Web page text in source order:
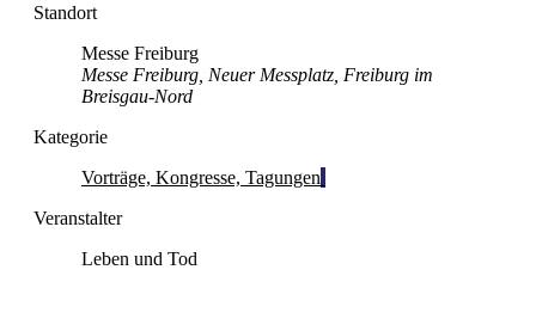
Standort
Messe Freiburg
Messe Freiburg, Neuer Messplatz, Freiburg im
Breisgau-Nord
Kategorie
Vorträge, Kongresse, Tagungen
Veranstalter
Leben und Tod